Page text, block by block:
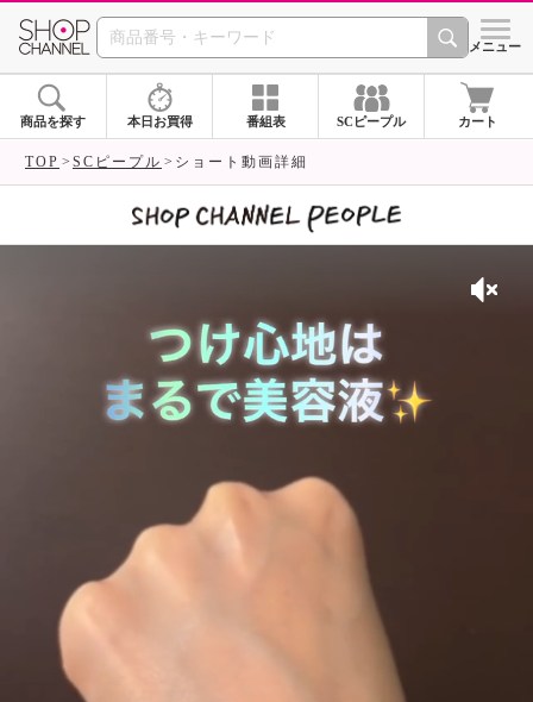
SHOP CHANNEL シメニュー
商品を探す 本日お買得 番組表 SCピープル カート
TOP SCピープル ショート動画詳細